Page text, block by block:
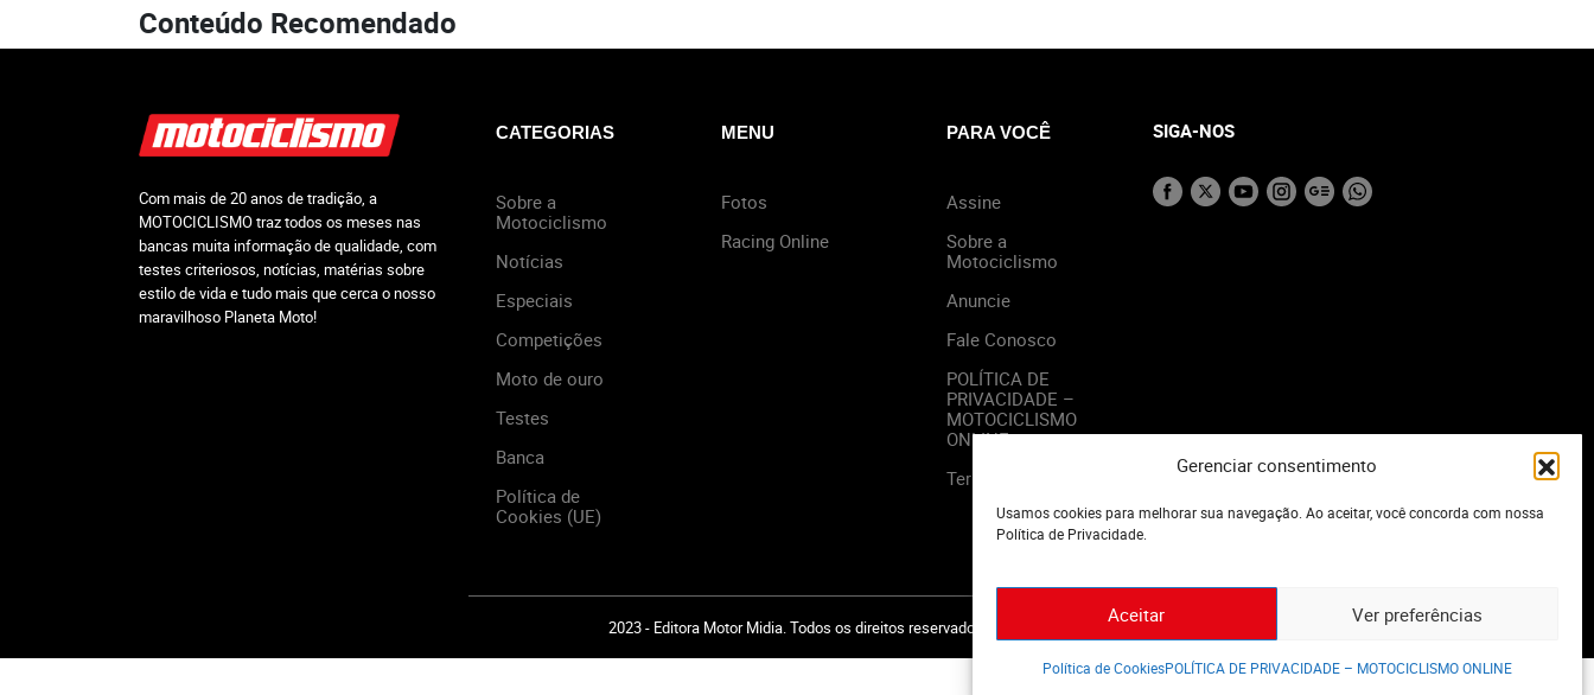
Gerenciar consentimento
Usamos cookies para melhorar sua navegação. Ao aceitar, você concorda com nossa
Política de Privacidade.
Aceitar Ver preferências
Política de CookiesPOLÍTICA DE PRIVACIDADE – MOTOCICLISMO ONLINE
Conteúdo Recomendado
Com mais de 20 anos de tradição, a
MOTOCICLISMO traz todos os meses nas
bancas muita informação de qualidade, com
testes criteriosos, notícias, matérias sobre
estilo de vida e tudo mais que cerca o nosso
maravilhoso Planeta Moto!
CATEGORIAS
Sobre a
Motociclismo
Notícias
Especiais
Competições
Moto de ouro
Testes
Banca
Política de
Cookies (UE)
MENU
Fotos
Racing Online
PARA VOCÊ
Assine
Sobre a
Motociclismo
Anuncie
Fale Conosco
POLÍTICA DE
PRIVACIDADE –
MOTOCICLISMO
ONLINE
Termos de Uso
SIGA-NOS
2023 - Editora Motor Midia. Todos os direitos reservados.